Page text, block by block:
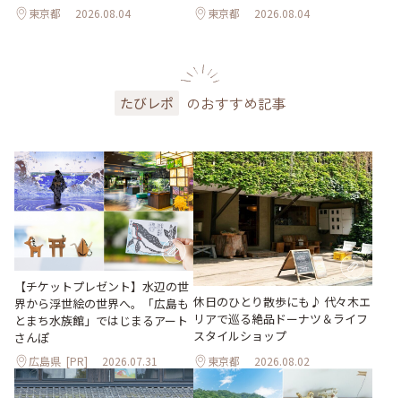
東京都 2026.08.04 東京都 2026.08.04
たびレポ のおすすめ記事
【チケットプレゼント】水辺の世
界から浮世絵の世界へ。「広島も
とまち水族館」ではじまるアート
さんぽ
広島県 [PR] 2026.07.31
休日のひとり散歩にも♪ 代々木エ
リアで巡る絶品ドーナツ＆ライフ
スタイルショップ
東京都 2026.08.02